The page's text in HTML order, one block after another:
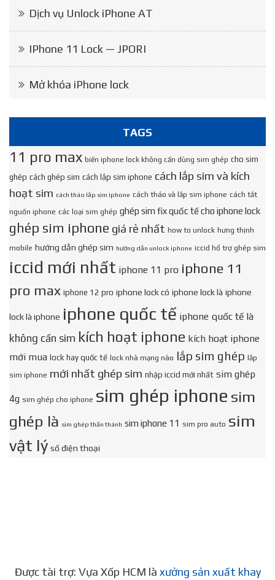
Dịch vụ Unlock iPhone AT
IPhone 11 Lock — JPORI
Mở khóa iPhone lock
TAGS
11 pro max biến iphone lock không cần dùng sim ghép cho sim
ghép cách ghép sim cách lắp sim iphone cách lắp sim và kích
hoạt sim cách tháo lắp sim iphone cách tháo và lắp sim iphone cách tắt
nguồn iphone các loại sim ghép ghép sim fix quốc tế cho iphone lock
ghép sim iphone giá rẻ nhất how to unlock hưng thịnh
mobile hướng dẫn ghép sim hướng dẫn unlock iphone iccid hổ trợ ghép sim
iccid mới nhất iphone 11 pro iphone 11
pro max iphone 12 pro iphone lock có iphone lock là iphone
lock là iphone iphone quốc tế iphone quốc tế là
không cần sim kích hoạt iphone kích hoạt iphone
mới mua lock hay quốc tế lock nhà mạng nào lắp sim ghép lắp
sim iphone mới nhất ghép sim nhập iccid mới nhất sim ghép
4g sim ghép cho iphone sim ghép iphone sim
ghép là sim ghép thần thánh sim iphone 11 sim pro auto sim
vật lý số điện thoại
Được tài trợ: Vựa Xốp HCM là xưởng sản xuất khay